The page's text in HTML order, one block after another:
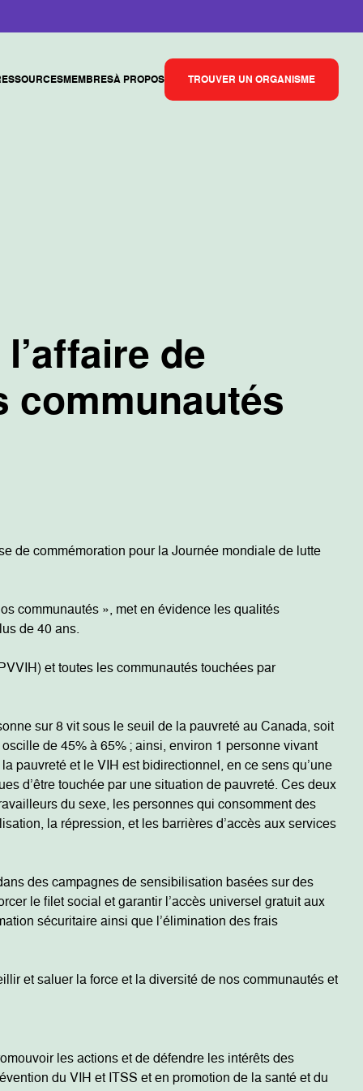
MEMBRESÀ PROPOS TROUVER UN ORGANISME
de
communautés
de commémoration pour la Journée mondiale de lutte
communautés », met en évidence les qualités
de 40 ans.
et toutes les communautés touchées par
sur 8 vit sous le seuil de la pauvreté au Canada, soit
de 45% à 65% ; ainsi, environ 1 personne vivant
pauvreté et le VIH est bidirectionnel, en ce sens qu’une
d’être touchée par une situation de pauvreté. Ces deux
du sexe, les personnes qui consomment des
la répression, et les barrières d’accès aux services
des campagnes de sensibilisation basées sur des
le filet social et garantir l’accès universel gratuit aux
sécuritaire ainsi que l’élimination des frais
et saluer la force et la diversité de nos communautés et
les actions et de défendre les intérêts des
du VIH et ITSS et en promotion de la santé et du